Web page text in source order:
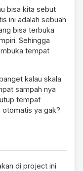
bisa kita sebut
ini adalah sebuah
bisa terbuka
Sehingga
tempat
kalau skala
sampah nya
tempat
ya gak?
di project ini